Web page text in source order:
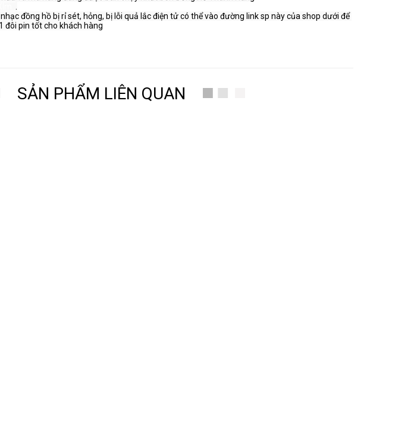
đồng hồ bị rỉ sét, hỏng, bị lỗi quả lắc điện tử có thể vào đường link sp này của shop dưới để
SẢN PHẨM LIÊN QUAN
nhận sửa chữa, bảo dưỡng đồng hồ quả lắc cây điện tử, và cơ, các loại đồng hồ toàn quốc uy tín,
Thanh Hùng – Chuyên cung cấp đồng hồ quả lắc cây cơ cổ Châu Âu nhiều mẫu mã đẹp
Thanh Hùng Chuyên Bán và Lắp Đặt Máy Đồng Hồ Cơ Tủ Đứng Toàn Quốc Uy Tín- Chất Lượng.